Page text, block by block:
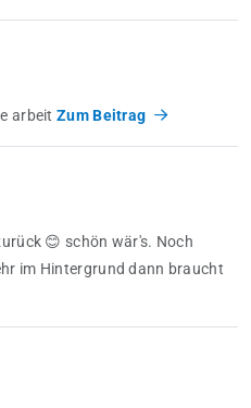
arbeit Zum Beitrag
😊 schön wär's. Noch
im Hintergrund dann braucht